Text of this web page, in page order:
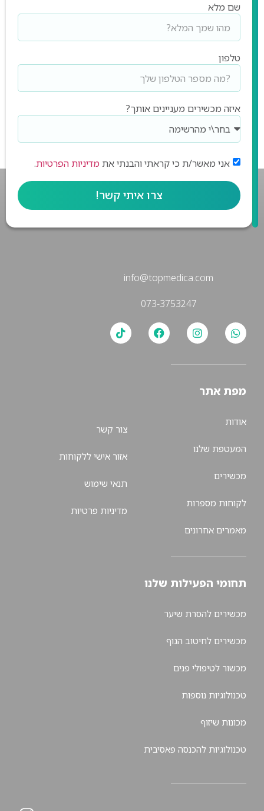
שם מלא
טלפון
איזה מכשירים מעניינים אותך?
אני מאשר/ת כי קראתי והבנתי את מדיניות הפרטיות.
צרו איתי קשר!
מפת אתר
אודות
המעטפת שלנו
מכשירים
לקוחות מספרות
מאמרים אחרונים
צור קשר
אזור אישי ללקוחות
תנאי שימוש
מדיניות פרטיות
תחומי הפעילות שלנו
מכשירים להסרת שיער
מכשירים לחיטוב הגוף
מכשור לטיפולי פנים
טכנולוגיות נוספות
מכונות שיזוף
טכנולוגיות להכנסה פאסיבית
info@topmedica.com
073-3753247